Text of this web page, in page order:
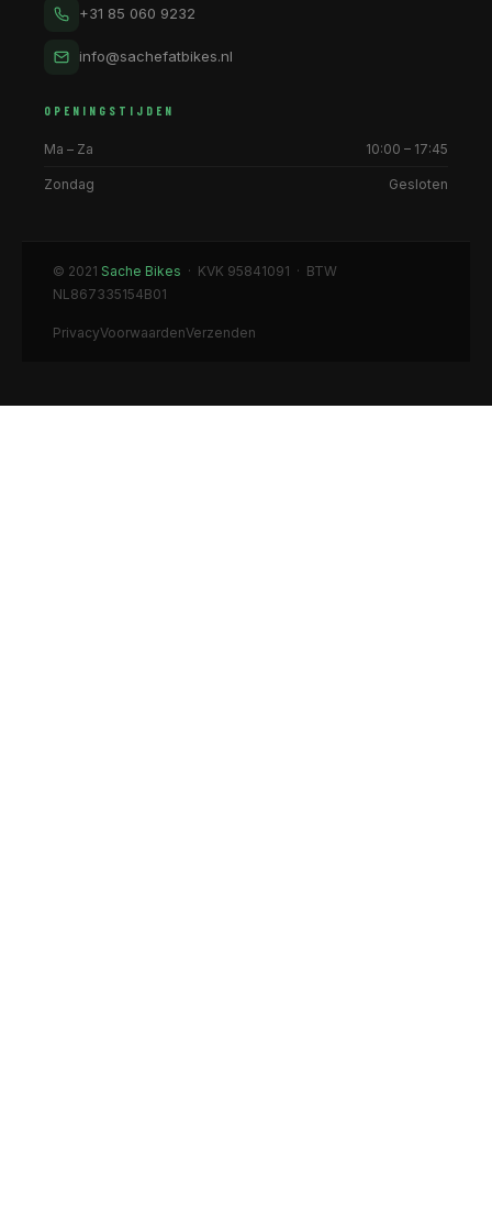
+31 85 060 9232
info@sachefatbikes.nl
OPENINGSTIJDEN
Ma – Za 10:00 – 17:45
Zondag Gesloten
© 2021 Sache Bikes · KVK 95841091 · BTW
NL867335154B01
PrivacyVoorwaardenVerzenden